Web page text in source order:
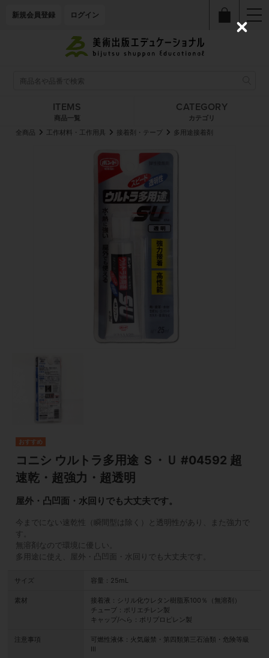
新規会員登録 ログイン
ITEMS
商品一覧
CATEGORY
カテゴリ
全商品
工作材料・工作用具 接着剤・テープ 多用途接着剤
コニシ ウルトラ多用途 Ｓ・Ｕ #04592 超
速乾・超強力・超透明
屋外・凸凹面・水回りでも大丈夫です。
今までにない速乾性（瞬間型は除く）と透明性があり、また強力で
す。
無溶剤なので環境に優しい。
多用途に使え、屋外・凸凹面・水回りでも大丈夫です。
サイズ 容量：25mL
素材
接着液：シリル化ウレタン樹脂系100％（無溶剤）
チューブ：ポリエチレン製
キャップ/へら：ポリプロピレン製
注意事項
可燃性液体：火気厳禁・第四類第三石油類・危険等級
Ⅲ
C